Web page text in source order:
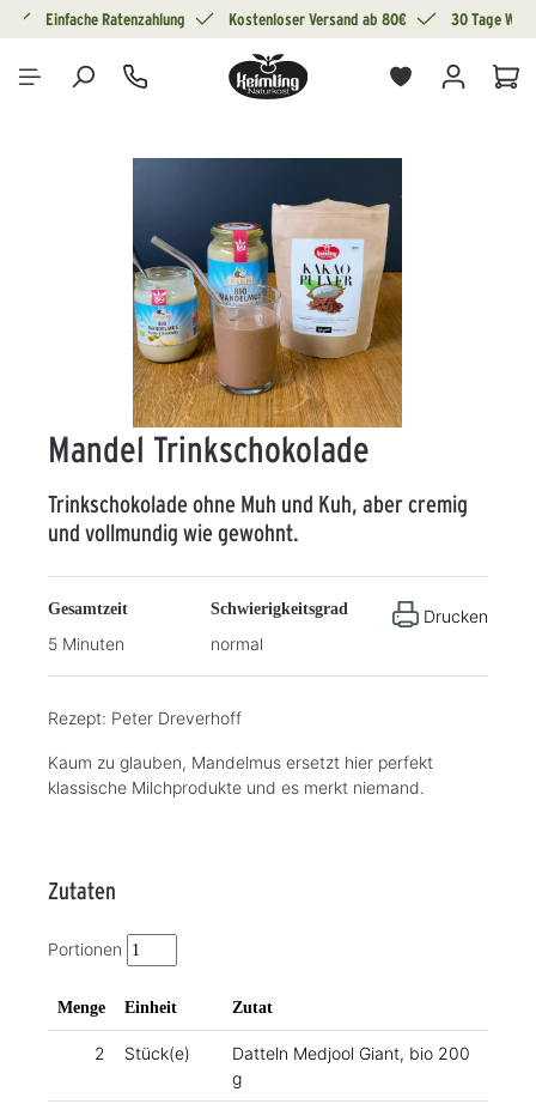
springen
Einfache Ratenzahlung Kostenloser Versand ab 80€ 30 Tage
Mandel Trinkschokolade
Trinkschokolade ohne Muh und Kuh, aber cremig
und vollmundig wie gewohnt.
Gesamtzeit
5 Minuten
Schwierigkeitsgrad
normal
Drucken
Rezept: Peter Dreverhoff
Kaum zu glauben, Mandelmus ersetzt hier perfekt
klassische Milchprodukte und es merkt niemand.
Zutaten
Portionen
Menge Einheit Zutat
2 Stück(e)
Datteln Medjool Giant, bio 200
g